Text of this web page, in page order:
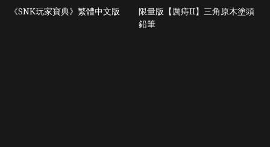
《SNK玩家寶典》繁體中文版
限量版【厲痔II】三角原木塗頭
鉛筆